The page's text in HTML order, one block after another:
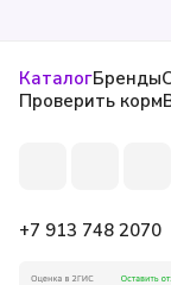
КаталогБренды
Проверить корм
+7 913 748 2070